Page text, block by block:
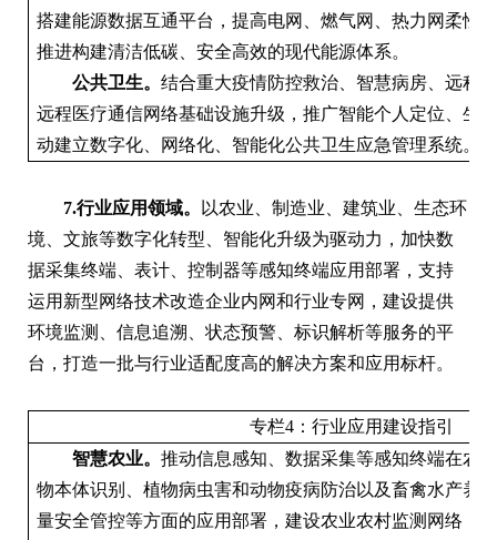
搭建能源数据互通平台，提高电网、燃气网、热力网柔性
推进构建清洁低碳、安全高效的现代能源体系。
公共卫生。 结合重大疫情防控救治、智慧病房、远程
远程医疗通信网络基础设施升级，推广智能个人定位、生
动建立数字化、网络化、智能化公共卫生应急管理系统。
7.行业应用领域。
以农业、制造业、建筑业、生态环
境、文旅等数字化转型、智能化升级为驱动力，加快数
据采集终端、表计、控制器等感知终端应用部署，支持
运用新型网络技术改造企业内网和行业专网，建设提供
环境监测、信息追溯、状态预警、标识解析等服务的平
台，打造一批与行业适配度高的解决方案和应用标杆。
专栏4：行业应用建设指引
智慧农业。 推动信息感知、数据采集等感知终端在农
物本体识别、植物病虫害和动物疫病防治以及畜禽水产养
量安全管控等方面的应用部署，建设农业农村监测网络，